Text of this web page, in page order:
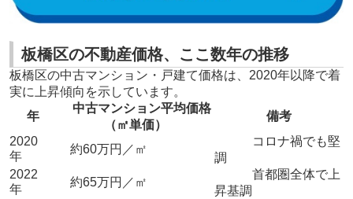
板橋区の不動産価格、ここ数年の推移
板橋区の中古マンション・戸建て価格は、2020年以降で着
実に上昇傾向を示しています。
年
中古マンション平均価格
（㎡単価）
備考
2020
年
約60万円／㎡
コロナ禍でも堅
調
2022
年
約65万円／㎡
首都圏全体で上
昇基調